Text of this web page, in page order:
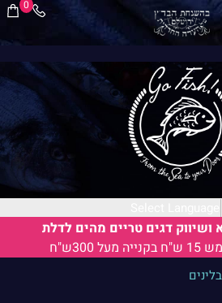
0
ושיווק דגים טריים מהים לדלת
300ש"ח